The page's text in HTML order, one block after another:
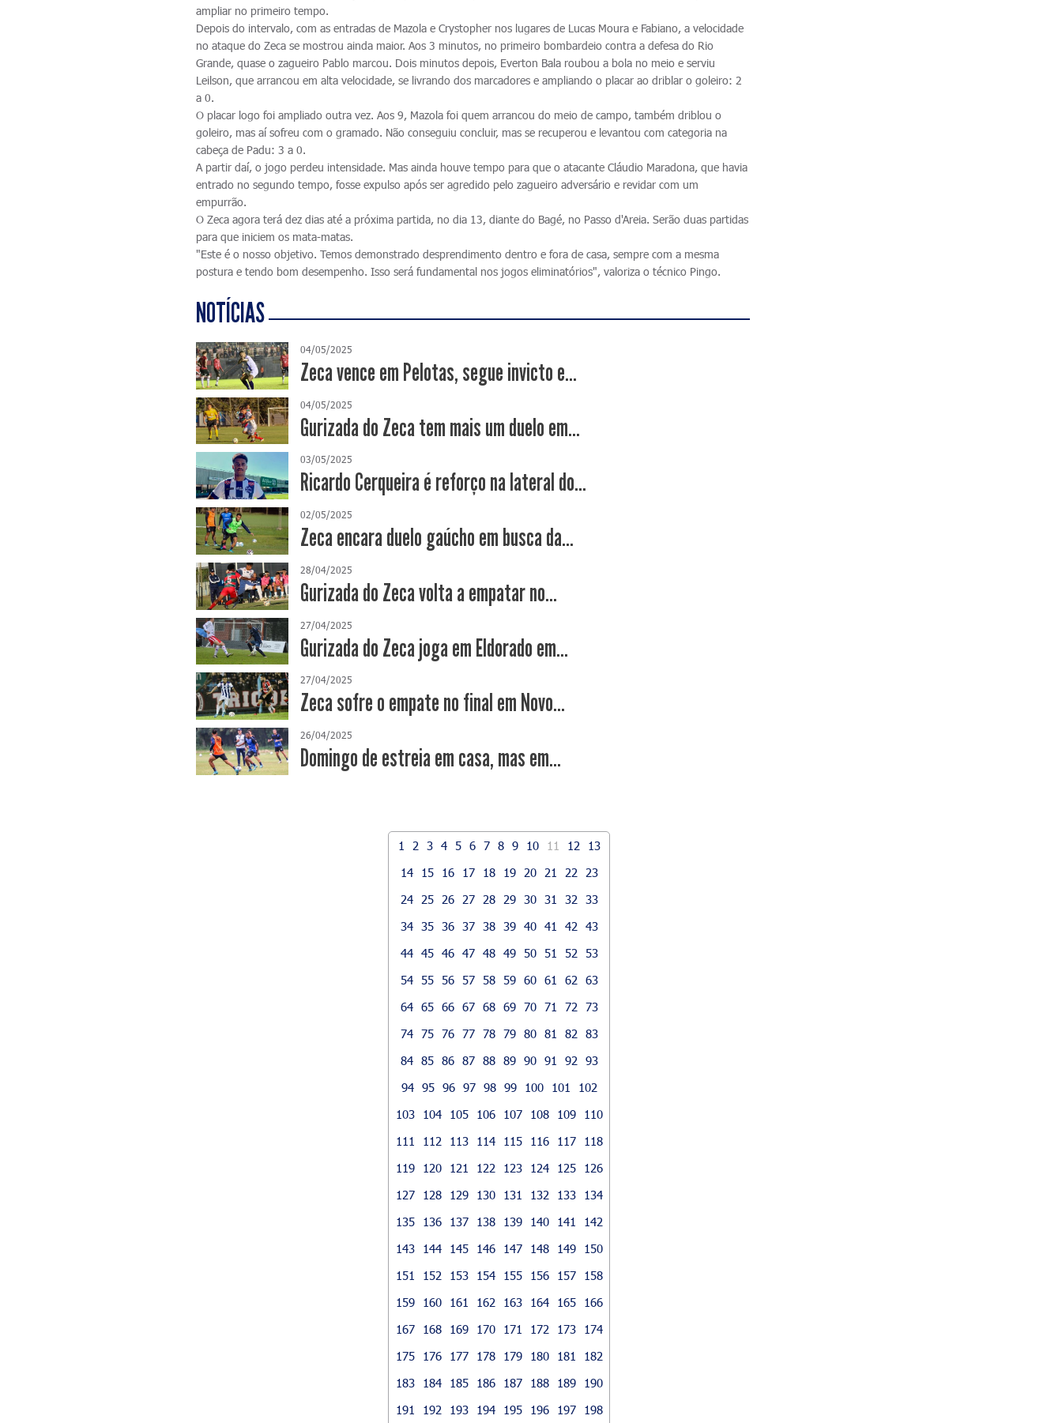
ampliar no primeiro tempo.
Depois do intervalo, com as entradas de Mazola e Crystopher nos lugares de Lucas Moura e Fabiano, a velocidade
no ataque do Zeca se mostrou ainda maior. Aos 3 minutos, no primeiro bombardeio contra a defesa do Rio
Grande, quase o zagueiro Pablo marcou. Dois minutos depois, Everton Bala roubou a bola no meio e serviu
Leilson, que arrancou em alta velocidade, se livrando dos marcadores e ampliando o placar ao driblar o goleiro: 2
a 0.
O placar logo foi ampliado outra vez. Aos 9, Mazola foi quem arrancou do meio de campo, também driblou o
goleiro, mas aí sofreu com o gramado. Não conseguiu concluir, mas se recuperou e levantou com categoria na
cabeça de Padu: 3 a 0.
A partir daí, o jogo perdeu intensidade. Mas ainda houve tempo para que o atacante Cláudio Maradona, que havia
entrado no segundo tempo, fosse expulso após ser agredido pelo zagueiro adversário e revidar com um
empurrão.
O Zeca agora terá dez dias até a próxima partida, no dia 13, diante do Bagé, no Passo d'Areia. Serão duas partidas
para que iniciem os mata-matas.
"Este é o nosso objetivo. Temos demonstrado desprendimento dentro e fora de casa, sempre com a mesma
postura e tendo bom desempenho. Isso será fundamental nos jogos eliminatórios", valoriza o técnico Pingo.
NOTÍCIAS
04/05/2025
Zeca vence em Pelotas, segue invicto e...
04/05/2025
Gurizada do Zeca tem mais um duelo em...
03/05/2025
Ricardo Cerqueira é reforço na lateral do...
02/05/2025
Zeca encara duelo gaúcho em busca da...
28/04/2025
Gurizada do Zeca volta a empatar no...
27/04/2025
Gurizada do Zeca joga em Eldorado em...
27/04/2025
Zeca sofre o empate no final em Novo...
26/04/2025
Domingo de estreia em casa, mas em...
1 2 3 4 5 6 7 8 9 10 11 12
13
14
15 16 17 18 19 20 21 22
23
24
25 26 27 28 29 30 31 32
33
34 35 36 37 38 39 40 41 42
43
44 45 46 47 48 49 50 51 52
53
54 55 56 57 58 59 60 61 62
63
64 65 66 67 68 69 70 71 72
73
74 75 76 77 78 79 80 81 82
83
84 85 86 87 88 89 90 91 92
93
94 95 96 97 98 99 100 101
102
103
104 105 106 107 108 109
110
111
112 113 114 115 116 117
118
119
120 121 122 123 124 125
126
127
128 129 130 131 132 133
134
135
136 137 138 139 140 141
142
143
144 145 146 147 148 149
150
151
152 153 154 155 156 157
158
159
160 161 162 163 164 165
166
167
168 169 170 171 172 173
174
175
176 177 178 179 180 181
182
183
184 185 186 187 188 189
190
191
192 193 194 195 196 197
198